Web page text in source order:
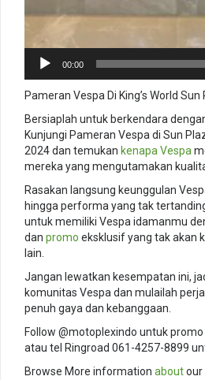
00:00
Pameran Vespa Di King’s World Sun
Bersiaplah untuk berkendara
Kunjungi Pameran Vespa di Sun
2024 dan temukan kenapa Vespa
mereka yang mengutamakan
Rasakan langsung keunggulan
hingga performa yang tak
untuk memiliki Vespa idamanmu
dan promo eksklusif yang tak akan
lain.
Jangan lewatkan kesempatan ini,
komunitas Vespa dan mulailah
penuh gaya dan kebanggaan.
Follow @motoplexindo untuk promo
atau tel Ringroad 061-4257-8899
Browse More information aboutour